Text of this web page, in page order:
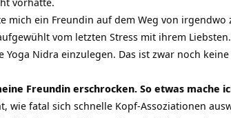
mich ein Freundin auf dem Weg von
vom letzten Stress mit ihrem
Yoga Nidra einzulegen. Das ist zwar noch keine
Freundin erschrocken. So etwas mache
wie fatal sich schnelle Kopf-Assoziationen